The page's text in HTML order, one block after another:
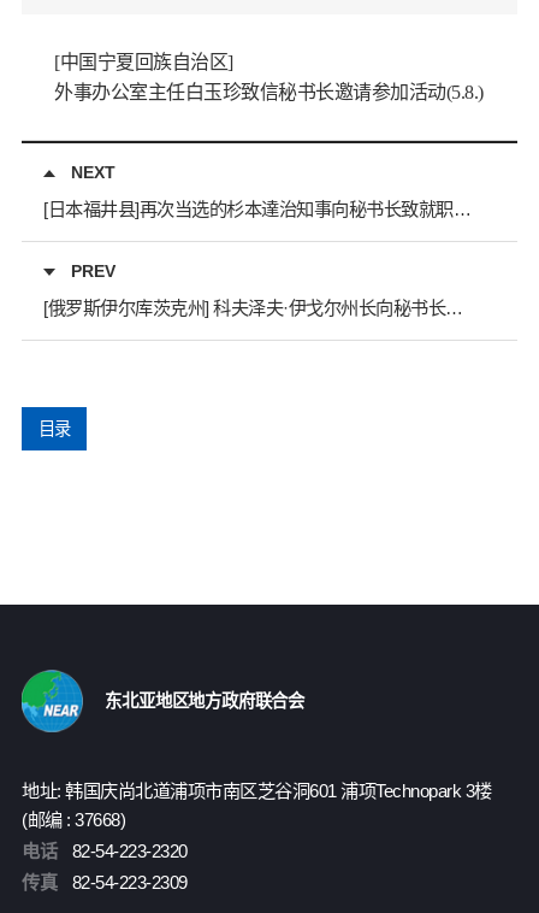
[中国宁夏回族自治区]
外事办公室主任白玉珍致信秘书长邀请参加活动(5.8.)
NEXT
[日本福井县]再次当选的杉本達治知事向秘书长致就职问候信
PREV
[俄罗斯伊尔库茨克州] 科夫泽夫·伊戈尔州长向秘书长的致就职贺信（2.20.）
目录
东北亚地区地方政府联合会
地址: 韩国庆尚北道浦项市南区芝谷洞601 浦项Technopark 3楼
(邮编 : 37668)
电话
82-54-223-2320
传真
82-54-223-2309